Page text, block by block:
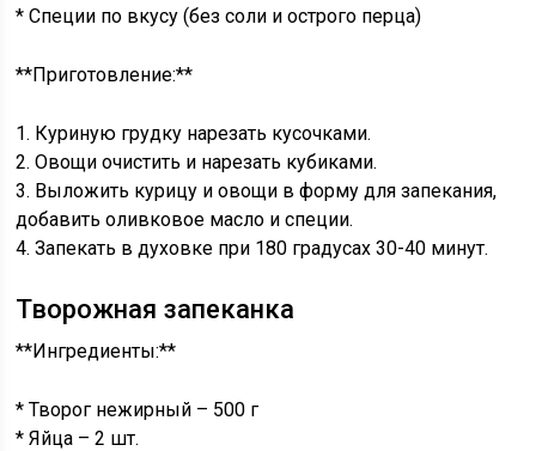
* Специи по вкусу (без соли и острого перца)
**Приготовление:**
1. Куриную грудку нарезать кусочками.
2. Овощи очистить и нарезать кубиками.
3. Выложить курицу и овощи в форму для запекания,
добавить оливковое масло и специи.
4. Запекать в духовке при 180 градусах 30-40 минут.
Творожная запеканка
**Ингредиенты:**
* Творог нежирный – 500 г
* Яйца – 2 шт.